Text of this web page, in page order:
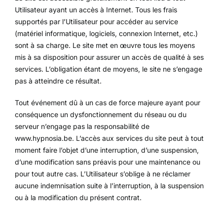
Utilisateur ayant un accès à Internet. Tous les frais
supportés par l’Utilisateur pour accéder au service
(matériel informatique, logiciels, connexion Internet, etc.)
sont à sa charge. Le site met en œuvre tous les moyens
mis à sa disposition pour assurer un accès de qualité à ses
services. L’obligation étant de moyens, le site ne s’engage
pas à atteindre ce résultat.
Tout événement dû à un cas de force majeure ayant pour
conséquence un dysfonctionnement du réseau ou du
serveur n’engage pas la responsabilité de
www.hypnosia.be. L’accès aux services du site peut à tout
moment faire l’objet d’une interruption, d’une suspension,
d’une modification sans préavis pour une maintenance ou
pour tout autre cas. L’Utilisateur s’oblige à ne réclamer
aucune indemnisation suite à l’interruption, à la suspension
ou à la modification du présent contrat.